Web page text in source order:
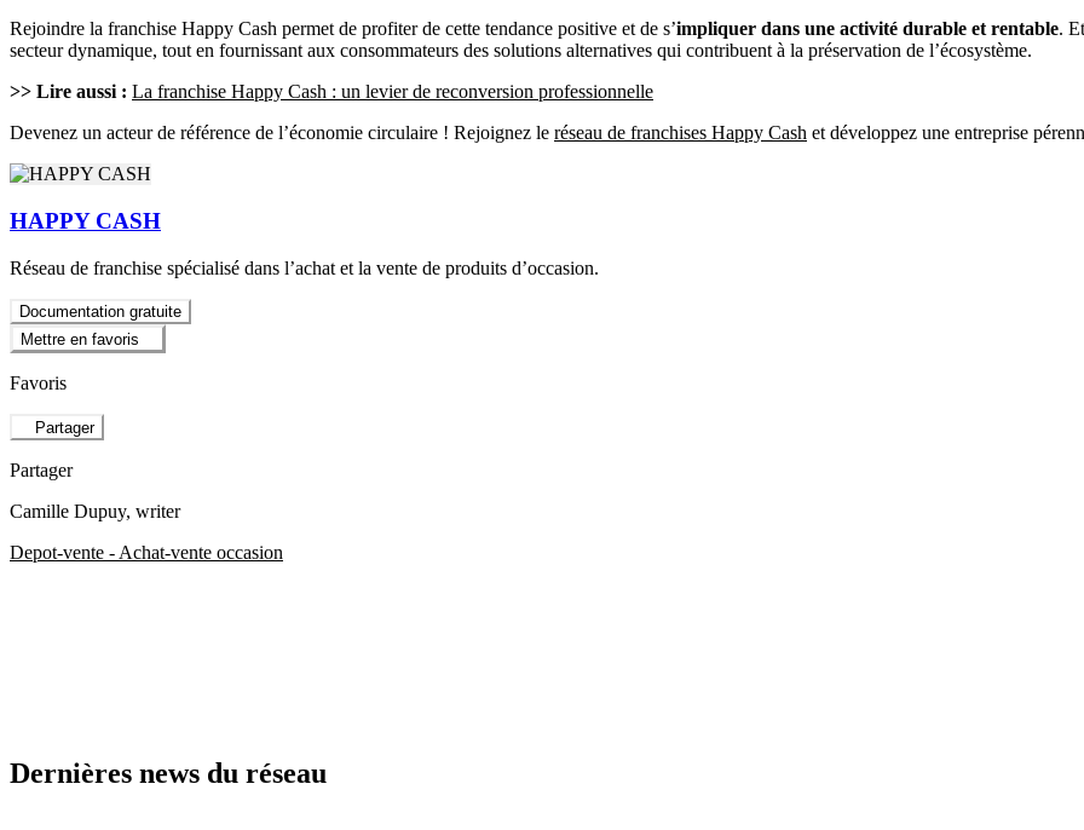
Rejoindre la franchise Happy Cash permet de profiter de cette tendance positive et de s’impliquer dans une activité durable et rentable.
secteur dynamique, tout en fournissant aux consommateurs des solutions alternatives qui contribuent à la préservation de l’écosystème.
>> Lire aussi : La franchise Happy Cash : un levier de reconversion professionnelle
Devenez un acteur de référence de l’économie circulaire ! Rejoignez le réseau de franchises Happy Cash et développez une entreprise
HAPPY CASH
Réseau de franchise spécialisé dans l’achat et la vente de produits d’occasion.
Documentation gratuite
Mettre en favoris
Favoris
Partager
Partager
Camille Dupuy, writer
Depot-vente - Achat-vente occasion
Dernières news du réseau